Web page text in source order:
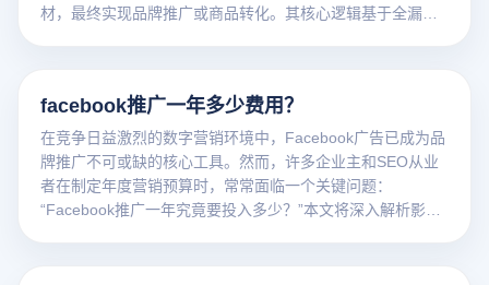
材，最终实现品牌推广或商品转化。其核心逻辑基于全漏斗
facebook推广一年多少费用？
在竞争日益激烈的数字营销环境中，Facebook广告已成为品
牌推广不可或缺的核心工具。然而，许多企业主和SEO从业
者在制定年度营销预算时，常常面临一个关键问题：
“Facebook推广一年究竟要投入多少？”本文将深入解析影响